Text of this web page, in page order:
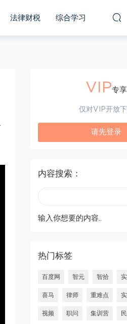
法律财税 综合学习
VIP专享
仅对VIP开放
请先登录
内容搜索：
输入你想要的内容..
热门标签
百度网 智元 智拾
喜马 律师 重难点
视频 职问 集训营